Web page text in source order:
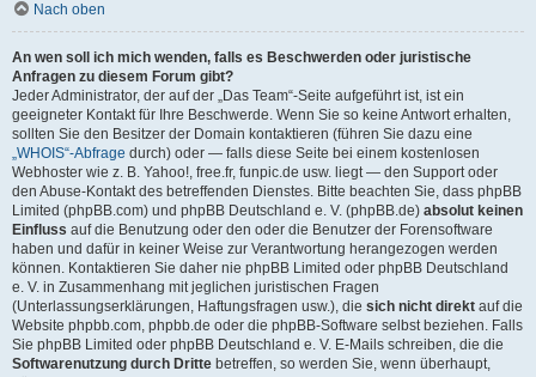
Nach oben
An wen soll ich mich wenden, falls es Beschwerden oder juristische
Anfragen zu diesem Forum gibt?
Jeder Administrator, der auf der „Das Team“-Seite aufgeführt ist, ist ein
geeigneter Kontakt für Ihre Beschwerde. Wenn Sie so keine Antwort erhalten,
sollten Sie den Besitzer der Domain kontaktieren (führen Sie dazu eine
„WHOIS“-Abfrage durch) oder — falls diese Seite bei einem kostenlosen
Webhoster wie z. B. Yahoo!, free.fr, funpic.de usw. liegt — den Support oder
den Abuse-Kontakt des betreffenden Dienstes. Bitte beachten Sie, dass phpBB
Limited (phpBB.com) und phpBB Deutschland e. V. (phpBB.de) absolut keinen
Einfluss auf die Benutzung oder den oder die Benutzer der Forensoftware
haben und dafür in keiner Weise zur Verantwortung herangezogen werden
können. Kontaktieren Sie daher nie phpBB Limited oder phpBB Deutschland
e. V. in Zusammenhang mit jeglichen juristischen Fragen
(Unterlassungserklärungen, Haftungsfragen usw.), die sich nicht direkt auf die
Website phpbb.com, phpbb.de oder die phpBB-Software selbst beziehen. Falls
Sie phpBB Limited oder phpBB Deutschland e. V. E-Mails schreiben, die die
Softwarenutzung durch Dritte betreffen, so werden Sie, wenn überhaupt,